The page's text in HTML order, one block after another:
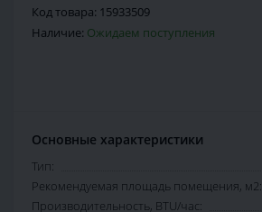
Код товара: 15933509
Наличие: Ожидаем поступления
Основные характеристики
Тип:
Рекомендуемая площадь помещения, м2:
Производительность, BTU/час: